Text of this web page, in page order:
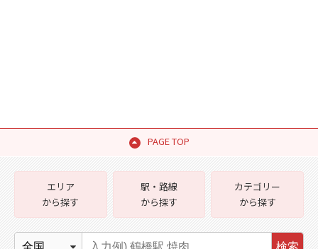
PAGE TOP
エリア
から探す
駅・路線
から探す
カテゴリー
から探す
検索